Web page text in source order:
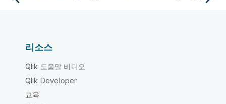
리소스
Qlik 도움말 비디오
Qlik Developer
교육